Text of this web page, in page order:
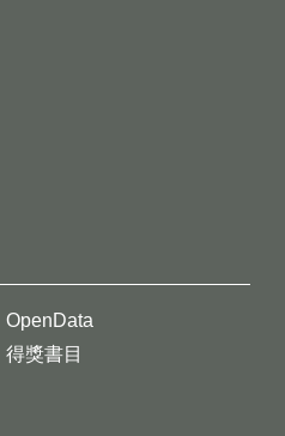
OpenData
得獎書目